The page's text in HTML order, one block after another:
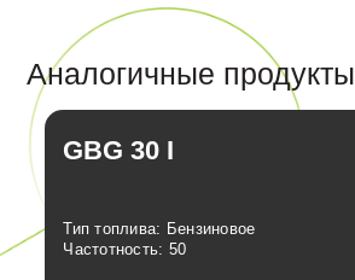
Аналогичные продукты
GBG 30 I
Тип топлива: Бензиновое
Частотность: 50